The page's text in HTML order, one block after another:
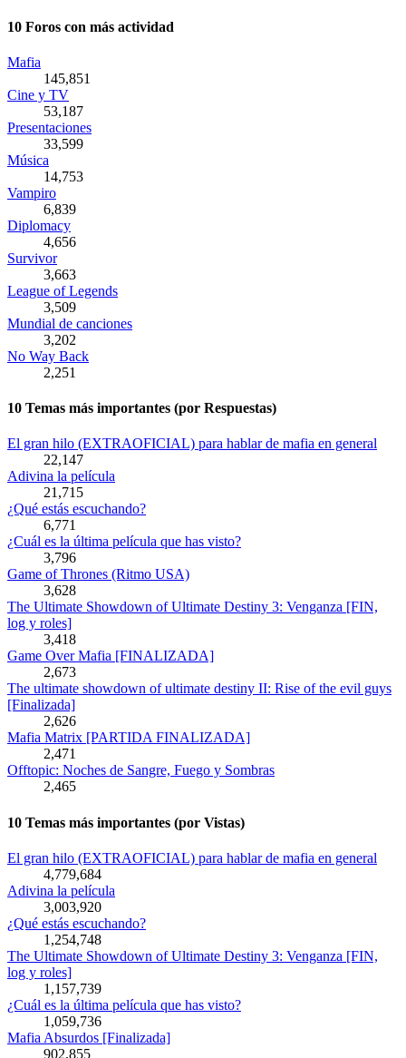
10 Foros con más actividad
Mafia
145,851
Cine y TV
53,187
Presentaciones
33,599
Música
14,753
Vampiro
6,839
Diplomacy
4,656
Survivor
3,663
League of Legends
3,509
Mundial de canciones
3,202
No Way Back
2,251
10 Temas más importantes (por Respuestas)
El gran hilo (EXTRAOFICIAL) para hablar de mafia en general
22,147
Adivina la película
21,715
¿Qué estás escuchando?
6,771
¿Cuál es la última película que has visto?
3,796
Game of Thrones (Ritmo USA)
3,628
The Ultimate Showdown of Ultimate Destiny 3: Venganza [FIN,
log y roles]
3,418
Game Over Mafia [FINALIZADA]
2,673
The ultimate showdown of ultimate destiny II: Rise of the evil guys
[Finalizada]
2,626
Mafia Matrix [PARTIDA FINALIZADA]
2,471
Offtopic: Noches de Sangre, Fuego y Sombras
2,465
10 Temas más importantes (por Vistas)
El gran hilo (EXTRAOFICIAL) para hablar de mafia en general
4,779,684
Adivina la película
3,003,920
¿Qué estás escuchando?
1,254,748
The Ultimate Showdown of Ultimate Destiny 3: Venganza [FIN,
log y roles]
1,157,739
¿Cuál es la última película que has visto?
1,059,736
Mafia Absurdos [Finalizada]
902,855